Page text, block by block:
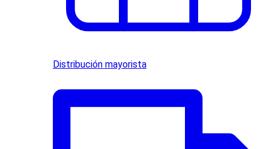
Distribución mayorista